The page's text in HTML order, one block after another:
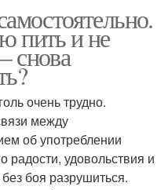
пить и не
снова
очень трудно.
между
об употреблении
радости, удовольствия и
боя разрушиться.